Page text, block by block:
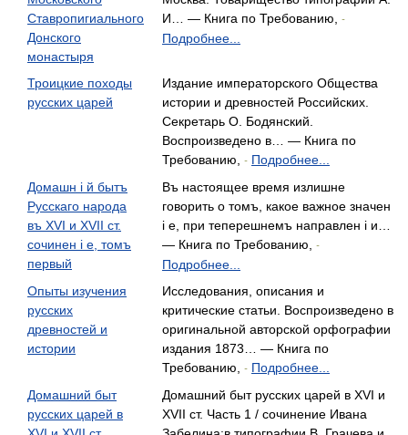
Ставропигиального
Донского
монастыря
И… — Книга по Требованию,
-
Подробнее...
Троицкие походы
русских царей
Издание императорского Общества
истории и древностей Российских.
Секретарь О. Бодянский.
Воспроизведено в… — Книга по
Требованию,
- Подробнее...
Домашн i й бытъ
Русскаго народа
въ XVI и XVII ст.
сочинен i е, томъ
первый
Въ настоящее время излишне
говорить о томъ, какое важное значен
i е, при теперешнемъ направлен i и…
— Книга по Требованию,
-
Подробнее...
Опыты изучения
русских
древностей и
истории
Исследования, описания и
критические статьи. Воспроизведено в
оригинальной авторской орфографии
издания 1873… — Книга по
Требованию,
- Подробнее...
Домашний быт
русских царей в
Домашний быт русских царей в XVI и
XVII ст. Часть 1 / сочинение Ивана